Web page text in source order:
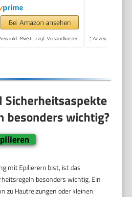
Bei Amazon ansehen
inkl. MwSt., zzgl. Versandkosten * Anzeige
Sicherheitsaspekte
besonders wichtig?
mit Epilierern bist, ist das
besonders wichtig. Ein
zu Hautreizungen oder kleinen